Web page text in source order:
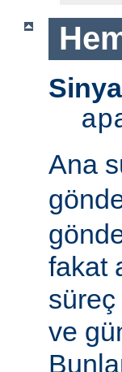
Ana
fakat
süreç
ve